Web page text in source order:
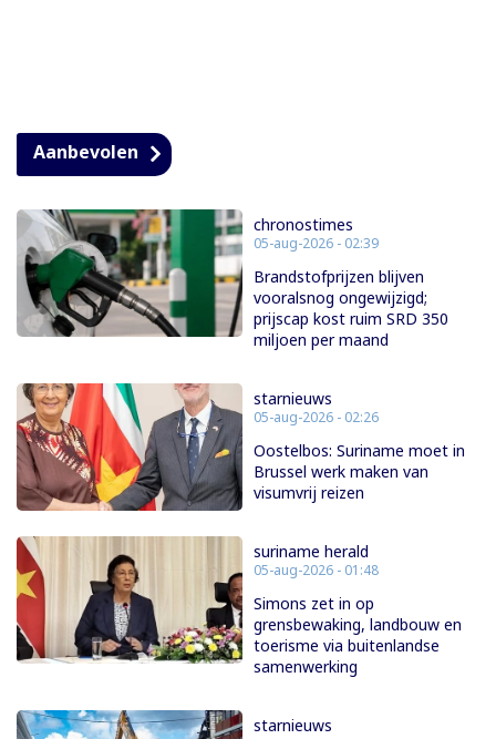
Aanbevolen
chronostimes
05-aug-2026 - 02:39
Brandstofprijzen blijven
vooralsnog ongewijzigd;
prijscap kost ruim SRD 350
miljoen per maand
starnieuws
05-aug-2026 - 02:26
Oostelbos: Suriname moet in
Brussel werk maken van
visumvrij reizen
suriname herald
05-aug-2026 - 01:48
Simons zet in op
grensbewaking, landbouw en
toerisme via buitenlandse
samenwerking
starnieuws